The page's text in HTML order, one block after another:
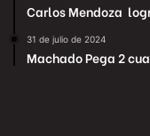
Carlos Mendoza
31 de julio de 2024
Machado Pega 2